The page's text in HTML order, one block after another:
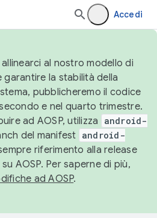
Accedi
al nostro modello di
la stabilità della
pubblicheremo il codice
e nel quarto trimestre.
ad AOSP, utilizza
android-
del manifest android-
riferimento alla release
AOSP. Per saperne di più,
ad AOSP.